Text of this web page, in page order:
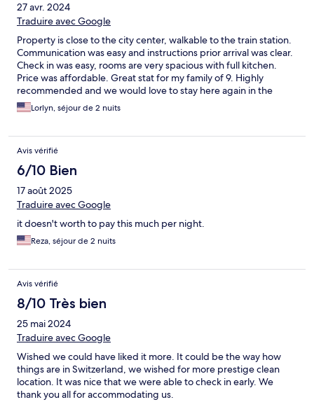
27 avr. 2024
Traduire avec Google
Property is close to the city center, walkable to the train station.
Communication was easy and instructions prior arrival was clear.
Check in was easy, rooms are very spacious with full kitchen.
Price was affordable. Great stat for my family of 9. Highly
recommended and we would love to stay here again in the
future.Lorlyn, séjour de 2 nuits
Avis vérifié
6/10 Bien
17 août 2025
Traduire avec Google
it doesn't worth to pay this much per night.
Reza, séjour de 2 nuits
Avis vérifié
8/10 Très bien
25 mai 2024
Traduire avec Google
Wished we could have liked it more. It could be the way how
things are in Switzerland, we wished for more prestige clean
location. It was nice that we were able to check in early. We
thank you all for accommodating us.